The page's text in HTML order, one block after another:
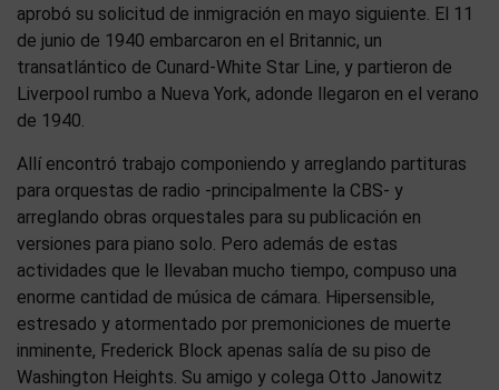
aprobó su solicitud de inmigración en mayo siguiente. El 11
de junio de 1940 embarcaron en el Britannic, un
transatlántico de Cunard-White Star Line, y partieron de
Liverpool rumbo a Nueva York, adonde llegaron en el verano
de 1940.
Allí encontró trabajo componiendo y arreglando partituras
para orquestas de radio -principalmente la CBS- y
arreglando obras orquestales para su publicación en
versiones para piano solo. Pero además de estas
actividades que le llevaban mucho tiempo, compuso una
enorme cantidad de música de cámara. Hipersensible,
estresado y atormentado por premoniciones de muerte
inminente, Frederick Block apenas salía de su piso de
Washington Heights. Su amigo y colega Otto Janowitz